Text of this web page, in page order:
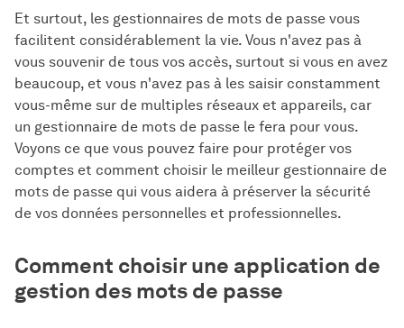
Et surtout, les gestionnaires de mots de passe vous
facilitent considérablement la vie. Vous n'avez pas à
vous souvenir de tous vos accès, surtout si vous en avez
beaucoup, et vous n'avez pas à les saisir constamment
vous-même sur de multiples réseaux et appareils, car
un gestionnaire de mots de passe le fera pour vous.
Voyons ce que vous pouvez faire pour protéger vos
comptes et comment choisir le meilleur gestionnaire de
mots de passe qui vous aidera à préserver la sécurité
de vos données personnelles et professionnelles.
Comment choisir une application de
gestion des mots de passe